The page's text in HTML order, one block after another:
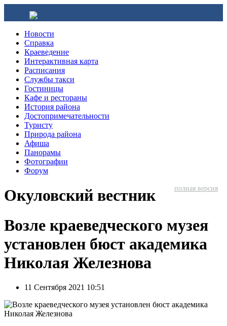
Новости
Справка
Краеведение
Интерактивная карта
Расписания
Службы такси
Гостиницы
Кафе и рестораны
История района
Достопримечательности
Туристу
Природа района
Афиша
Панорамы
Фотографии
Форум
полная версия
Окуловский вестник
Возле краеведческого музея
установлен бюст академика
Николая Железнова
11 Сентября 2021 10:51